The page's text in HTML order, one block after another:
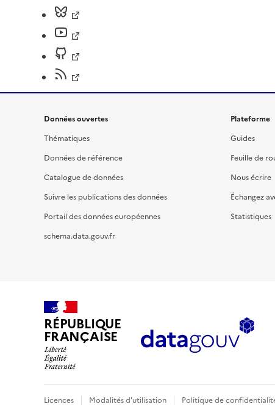
Données ouvertes
Thématiques
Données de référence
Catalogue de données
Suivre les publications des données
Portail des données européennes
schema.data.gouv.fr
Plateforme
Guides
Feuille de
Nous écrire
Échangez
Statistiques
RÉPUBLIQUE
FRANÇAISE
Licences Modalités d'utilisation Politique de